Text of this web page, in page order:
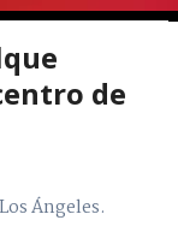
de
Ángeles.